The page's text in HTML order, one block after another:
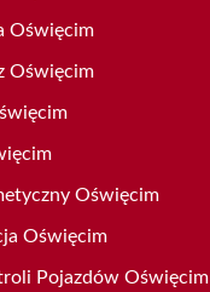
Oświęcim
Oświęcim
Oświęcim
Oświęcim
Pojazdów Oświęcim